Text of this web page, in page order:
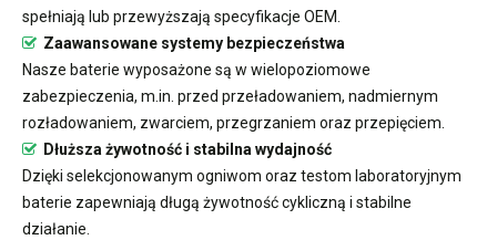
spełniają lub przewyższają specyfikacje OEM.
Zaawansowane systemy bezpieczeństwa
Nasze baterie wyposażone są w wielopoziomowe
zabezpieczenia, m.in. przed przeładowaniem, nadmiernym
rozładowaniem, zwarciem, przegrzaniem oraz przepięciem.
Dłuższa żywotność i stabilna wydajność
Dzięki selekcjonowanym ogniwom oraz testom laboratoryjnym
baterie zapewniają długą żywotność cykliczną i stabilne
działanie.